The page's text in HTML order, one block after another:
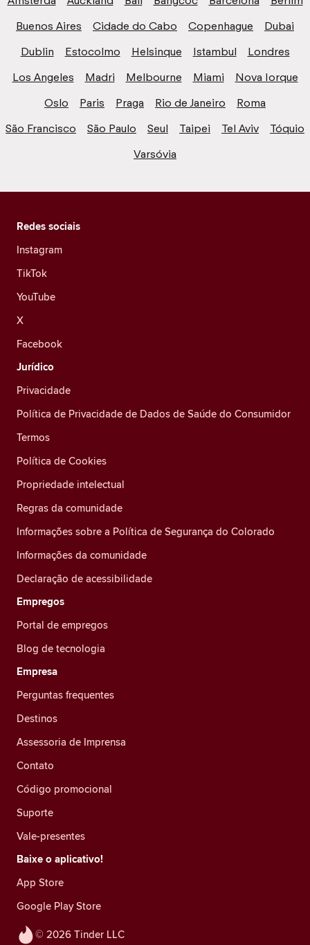
Buenos Aires
Cidade do Cabo Copenhague
Dubai
Dublin
Estocolmo Helsinque Istambul
Londres
Los Angeles
Madri Melbourne Miami
Nova Iorque
Oslo
Paris Praga Rio de Janeiro
Roma
São Francisco
São Paulo Seul Taipei Tel Aviv
Tóquio
Varsóvia
© 2026 Tinder LLC
Redes sociais
Instagram
TikTok
YouTube
X
Facebook
Jurídico
Privacidade
Política de Privacidade de Dados de Saúde do Consumidor
Termos
Política de Cookies
Propriedade intelectual
Regras da comunidade
Informações sobre a Política de Segurança do Colorado
Informações da comunidade
Declaração de acessibilidade
Empregos
Portal de empregos
Blog de tecnologia
Empresa
Perguntas frequentes
Destinos
Assessoria de Imprensa
Contato
Código promocional
Suporte
Vale-presentes
Baixe o aplicativo!
App Store
Google Play Store